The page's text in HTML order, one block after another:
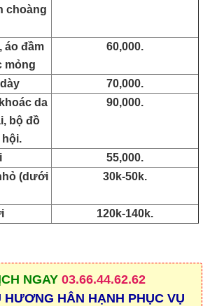
choàng
áo đầm
mỏng
60,000.
70,000.
da
bộ đồ
hội.
90,000.
55,000.
(dưới
30k-50k.
120k-140k.
NGAY 03.66.44.62.62
HƯƠNG HÂN HẠNH PHỤC VỤ